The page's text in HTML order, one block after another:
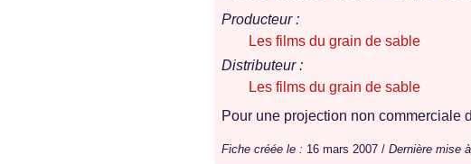
Producteur :
Les films du grain de sable
Distributeur :
Les films du grain de sable
Pour une projection non commerciale
Fiche créée le : 16 mars 2007 / Dernière mise